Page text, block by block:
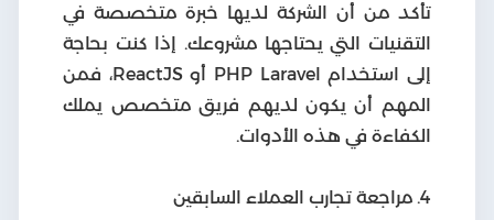
تأكد من أن الشركة لديها خبرة متخصصة في
التقنيات التي يحتاجها مشروعك. إذا كنت بحاجة
إلى استخدام PHP Laravel أو ReactJS، فمن
المهم أن يكون لديهم فريق متخصص يملك
الكفاءة في هذه الأدوات.